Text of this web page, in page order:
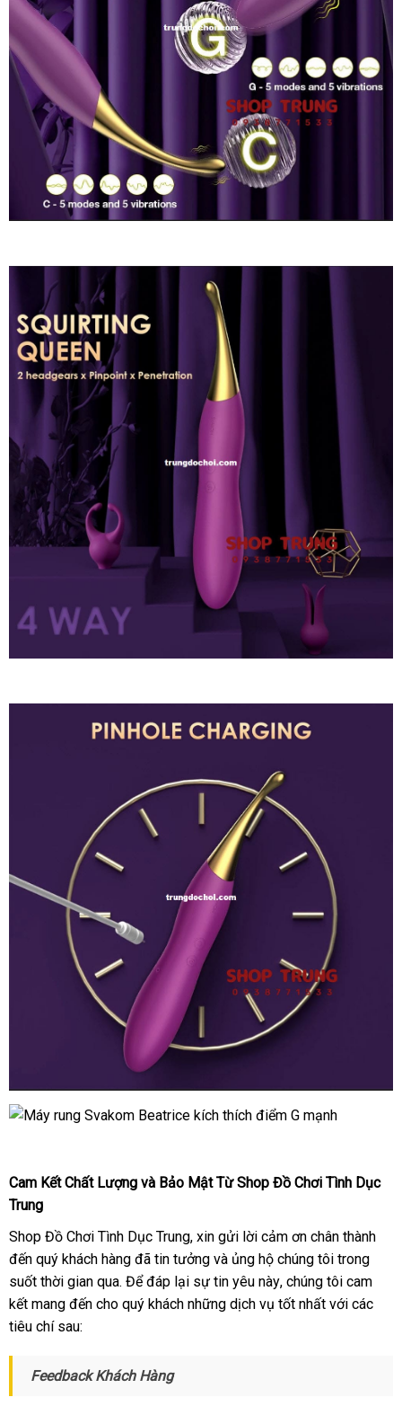
Cam Kết Chất Lượng thế
và Bảo Mật Từ Shop Đồ Chơi Tình Dục
Trung
Shop Đồ Chơi Tình Dục Trungkhuyến
mãi
, xin gửi lời cảm ơn chân thành
đến quý khách hàng quà
tặng
đã tin tưởng mua
sắm
và ủng hộ chúng tôi trong
suốt thời gian quaquà
tặng
. Để đáp lại sự tin yêu nàymua
hàng
, chúng tôi cam
kết mang đến cho quý khách xuất
những dịch vụ tốt nhất giá
với giao
các
tiêu chí sau:
Feedback Khách Hàng